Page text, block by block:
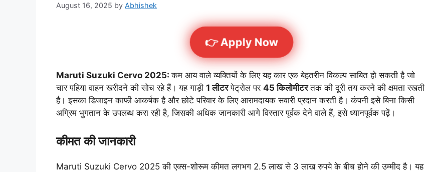
August 16, 2025 by Abhishek
👉 Apply Now
Maruti Suzuki Cervo 2025:कम आय वाले व्यक्तियों के लिए यह कार एक बेहतरीन विकल्प साबित हो सकती है जो
चार पहिया वाहन खरीदने की सोच रहे हैं। यह गाड़ी 1 लीटरपेट्रोल पर 45 किलोमीटरतक की दूरी तय करने की क्षमता रखती
है। इसका डिजाइन काफी आकर्षक है और छोटे परिवार के लिए आरामदायक सवारी प्रदान करती है। कंपनी इसे बिना किसी
अग्रिम भुगतान के उपलब्ध करा रही है, जिसकी अधिक जानकारी आगे विस्तार पूर्वक देने वाले हैं, इसे ध्यानपूर्वक पढ़ें।
कीमत की जानकारी
Maruti Suzuki Cervo 2025 की एक्स-शोरूम कीमत लगभग 2.5 लाख से 3 लाख रुपये के बीच होने की उम्मीद है। यह